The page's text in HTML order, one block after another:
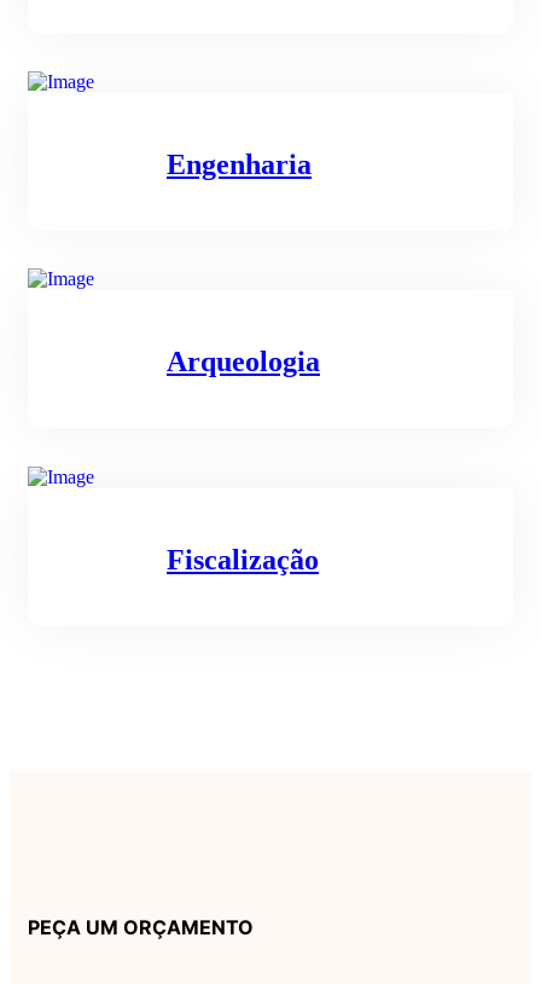
Engenharia
Arqueologia
Fiscalização
PEÇA UM ORÇAMENTO